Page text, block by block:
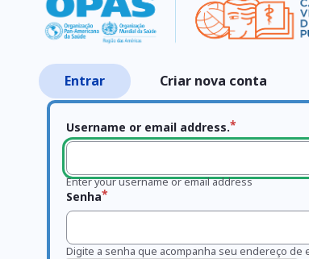
Abas
primárias
Entrar Criar nova conta
Username or email address.
Enter your username or email address
Senha
Digite a senha que acompanha seu endereço de